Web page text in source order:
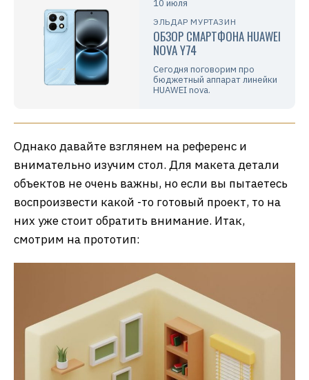
10 июля
ЭЛЬДАР МУРТАЗИН
ОБЗОР СМАРТФОНА HUAWEI
NOVA Y74
Сегодня поговорим про
бюджетный аппарат линейки
HUAWEI nova.
Однако давайте взглянем на референс и
внимательно изучим стол. Для макета детали
объектов не очень важны, но если вы пытаетесь
воспроизвести какой -то готовый проект, то на
них уже стоит обратить внимание. Итак,
смотрим на прототип: